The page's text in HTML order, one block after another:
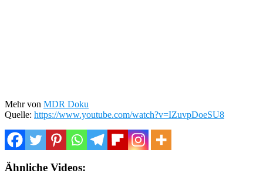
Mehr von MDR Doku
Quelle: https://www.youtube.com/watch?v=IZuvpDoeSU8
Ähnliche Videos: